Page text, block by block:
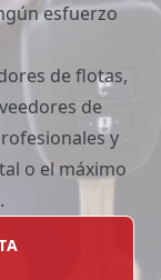
esfuerzo
de flotas,
de
y
o el máximo